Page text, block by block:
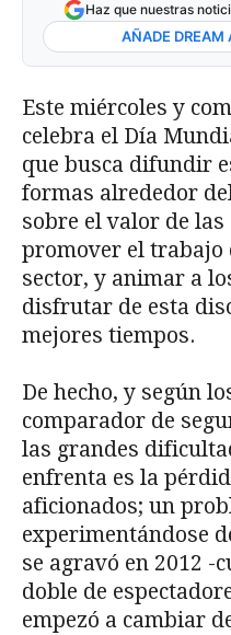
Haz que nuestras
AÑADE DREAM
Este miércoles y
celebra el Día
que busca difundir
formas alrededor
sobre el valor de las
promover el trabajo
sector, y animar a
disfrutar de esta
mejores tiempos.
De hecho, y según
comparador de
las grandes
enfrenta es la
aficionados; un
experimentándose
se agravó en 2012 -
doble de
empezó a cambiar